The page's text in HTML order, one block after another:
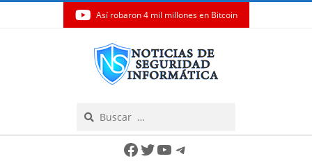
Así robaron 4 mil millones en Bitcoin
Facebook
Twitter
YouTube
Telegram